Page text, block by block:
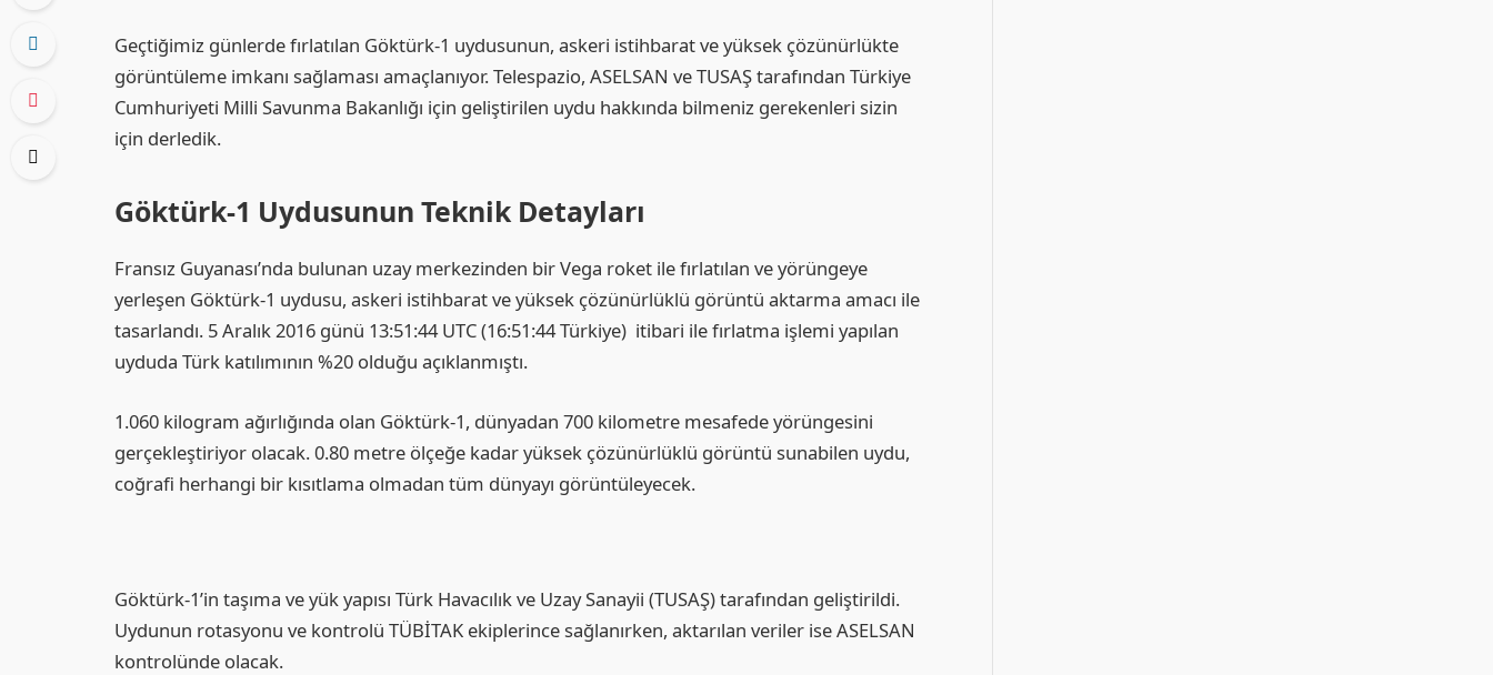
Geçtiğimiz günlerde fırlatılan Göktürk-1 uydusunun, askeri istihbarat ve yüksek çözünürlükte
görüntüleme imkanı sağlaması amaçlanıyor. Telespazio, ASELSAN ve TUSAŞ tarafından Türkiye
Cumhuriyeti Milli Savunma Bakanlığı için geliştirilen uydu hakkında bilmeniz gerekenleri sizin
için derledik.
Göktürk-1 Uydusunun Teknik Detayları
Fransız Guyanası’nda bulunan uzay merkezinden bir Vega roket ile fırlatılan ve yörüngeye
yerleşen Göktürk-1 uydusu, askeri istihbarat ve yüksek çözünürlüklü görüntü aktarma amacı ile
tasarlandı. 5 Aralık 2016 günü 13:51:44 UTC (16:51:44 Türkiye) itibari ile fırlatma işlemi yapılan
uyduda Türk katılımının %20 olduğu açıklanmıştı.
1.060 kilogram ağırlığında olan Göktürk-1, dünyadan 700 kilometre mesafede yörüngesini
gerçekleştiriyor olacak. 0.80 metre ölçeğe kadar yüksek çözünürlüklü görüntü sunabilen uydu,
coğrafi herhangi bir kısıtlama olmadan tüm dünyayı görüntüleyecek.
Göktürk-1’in taşıma ve yük yapısı Türk Havacılık ve Uzay Sanayii (TUSAŞ) tarafından geliştirildi.
Uydunun rotasyonu ve kontrolü TÜBİTAK ekiplerince sağlanırken, aktarılan veriler ise ASELSAN
kontrolünde olacak.